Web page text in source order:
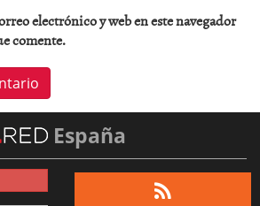
electrónico y web en este navegador
comente.
España